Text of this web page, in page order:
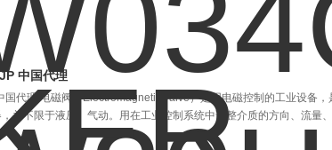
中国代理
国代理 电磁阀（Electromagnetic valve）是用电磁控制的工业设备，
并不限于液压、气动。用在工业控制系统中调整介质的方向、流量